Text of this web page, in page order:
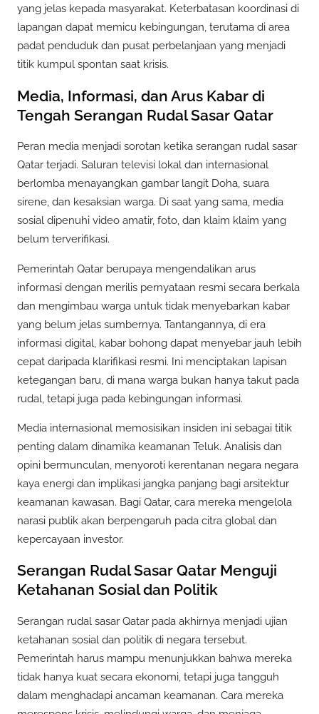
yang jelas kepada masyarakat. Keterbatasan koordinasi di
lapangan dapat memicu kebingungan, terutama di area
padat penduduk dan pusat perbelanjaan yang menjadi
titik kumpul spontan saat krisis.
Media, Informasi, dan Arus Kabar di
Tengah Serangan Rudal Sasar Qatar
Peran media menjadi sorotan ketika serangan rudal sasar
Qatar terjadi. Saluran televisi lokal dan internasional
berlomba menayangkan gambar langit Doha, suara
sirene, dan kesaksian warga. Di saat yang sama, media
sosial dipenuhi video amatir, foto, dan klaim klaim yang
belum terverifikasi.
Pemerintah Qatar berupaya mengendalikan arus
informasi dengan merilis pernyataan resmi secara berkala
dan mengimbau warga untuk tidak menyebarkan kabar
yang belum jelas sumbernya. Tantangannya, di era
informasi digital, kabar bohong dapat menyebar jauh lebih
cepat daripada klarifikasi resmi. Ini menciptakan lapisan
ketegangan baru, di mana warga bukan hanya takut pada
rudal, tetapi juga pada kebingungan informasi.
Media internasional memosisikan insiden ini sebagai titik
penting dalam dinamika keamanan Teluk. Analisis dan
opini bermunculan, menyoroti kerentanan negara negara
kaya energi dan implikasi jangka panjang bagi arsitektur
keamanan kawasan. Bagi Qatar, cara mereka mengelola
narasi publik akan berpengaruh pada citra global dan
kepercayaan investor.
Serangan Rudal Sasar Qatar Menguji
Ketahanan Sosial dan Politik
Serangan rudal sasar Qatar pada akhirnya menjadi ujian
ketahanan sosial dan politik di negara tersebut.
Pemerintah harus mampu menunjukkan bahwa mereka
tidak hanya kuat secara ekonomi, tetapi juga tangguh
dalam menghadapi ancaman keamanan. Cara mereka